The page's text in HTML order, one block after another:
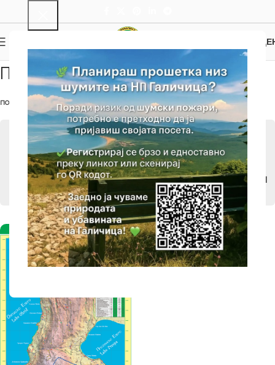
Пешачење и Велосипедизам
ПОЧЕТНА АТРАКЦИИ/АКТИВЕН ТУРИЗАМ/ПЕШАЧЕЊЕ И ВЕЛОСИПЕДИЗАМ
АТРАКЦИИ
АКТИВЕН ТУРИЗАМ
ПАРАГЛАЈДИНГ
ПЕШАЧЕЊЕ И ВЕЛОСИПЕДИЗАМ
ИЗЛЕТНИЧКИ МЕСТА И ДРУГИ ЗНАМЕНИТОСТИ
ЛОКВИ И ИЗВОРИ
ТУРИСТИЧКИ АТРАКЦИИ